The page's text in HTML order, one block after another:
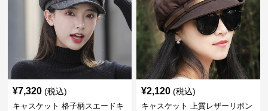
¥7,320 (税込)
キャスケット 格子柄スエードキ
¥2,120 (税込)
キャスケット 上質レザーリボン